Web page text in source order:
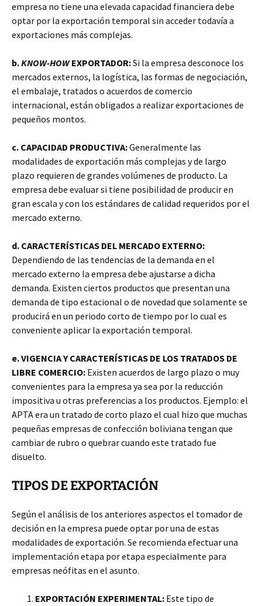
empresa no tiene una elevada capacidad financiera debe
optar por la exportación temporal sin acceder todavía a
exportaciones más complejas.
b.KNOW-HOWEXPORTADOR:Si la empresa desconoce los
mercados externos, la logística, las formas de negociación,
el embalaje, tratados o acuerdos de comercio
internacional, están obligados a realizar exportaciones de
pequeños montos.
c. CAPACIDAD PRODUCTIVA:Generalmente las
modalidades de exportación más complejas y de largo
plazo requieren de grandes volúmenes de producto. La
empresa debe evaluar si tiene posibilidad de producir en
gran escala y con los estándares de calidad requeridos por el
mercado externo.
d. CARACTERÍSTICAS DEL MERCADO EXTERNO:
Dependiendo de las tendencias de la demanda en el
mercado externo la empresa debe ajustarse a dicha
demanda. Existen ciertos productos que presentan una
demanda de tipo estacional o de novedad que solamente se
producirá en un periodo corto de tiempo por lo cual es
conveniente aplicar la exportación temporal.
e. VIGENCIA Y CARACTERÍSTICAS DE LOS TRATADOS DE
LIBRE COMERCIO: Existen acuerdos de largo plazo o muy
convenientes para la empresa ya sea por la reducción
impositiva u otras preferencias a los productos. Ejemplo: el
APTA era un tratado de corto plazo el cual hizo que muchas
pequeñas empresas de confección boliviana tengan que
cambiar de rubro o quebrar cuando este tratado fue
disuelto.
TIPOS DE EXPORTACIÓN
Según el análisis de los anteriores aspectos el tomador de
decisión en la empresa puede optar por una de estas
modalidades de exportación. Se recomienda efectuar una
implementación etapa por etapa especialmente para
empresas neófitas en el asunto.
EXPORTACIÓN EXPERIMENTAL: Este tipo de